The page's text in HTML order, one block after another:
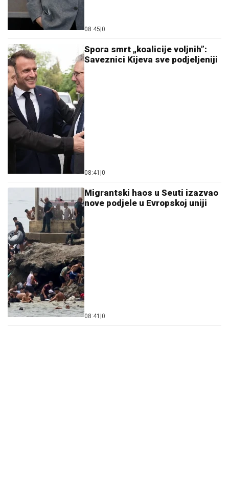
08:45 0
Spora smrt „koalicije voljnih”:
Saveznici Kijeva sve podjeljeniji
08:41 0
Migrantski haos u Seuti izazvao
nove podjele u Evropskoj uniji
08:41 0